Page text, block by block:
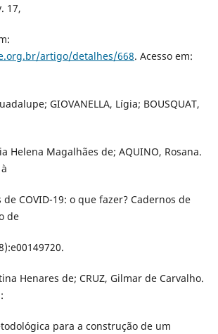
17,
artigo/detalhes/668. Acesso em:
GIOVANELLA, Lígia; BOUSQUAT,
Helena Magalhães de; AQUINO, Rosana.
COVID-19: o que fazer? Cadernos de
de
Henares de; CRUZ, Gilmar de Carvalho.
para a construção de um